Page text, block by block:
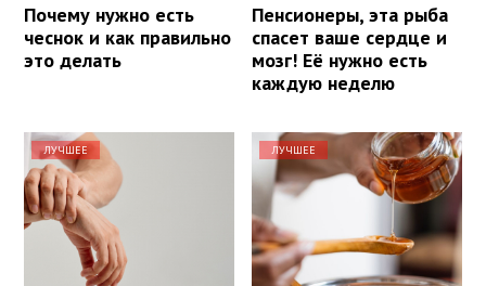
Почему нужно есть
чеснок и как правильно
это делать
Пенсионеры, эта рыба
спасет ваше сердце и
мозг! Её нужно есть
каждую неделю
ЛУЧШЕЕ ЛУЧШЕЕ